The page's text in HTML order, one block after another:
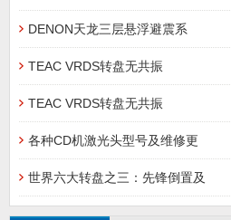
DENON天龙三层悬浮避震系
TEAC VRDS转盘无共振
TEAC VRDS转盘无共振
各种CD机激光头型号及维修更
世界六大转盘之三：先锋倒置及